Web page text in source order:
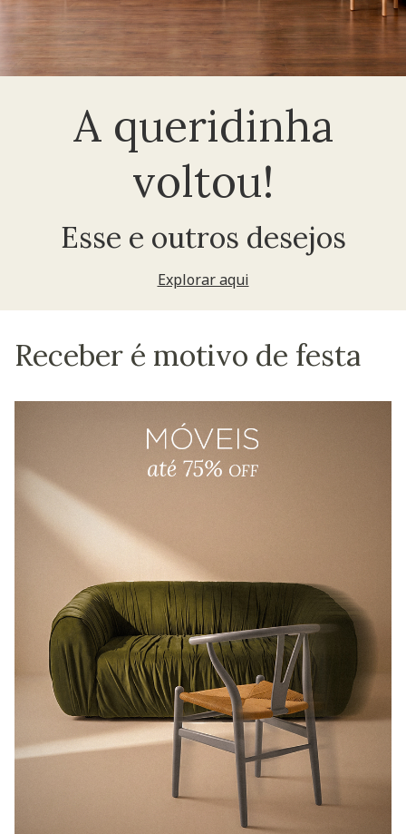
A queridinha
voltou!
Esse e outros desejos
Explorar aqui
Receber é motivo de festa